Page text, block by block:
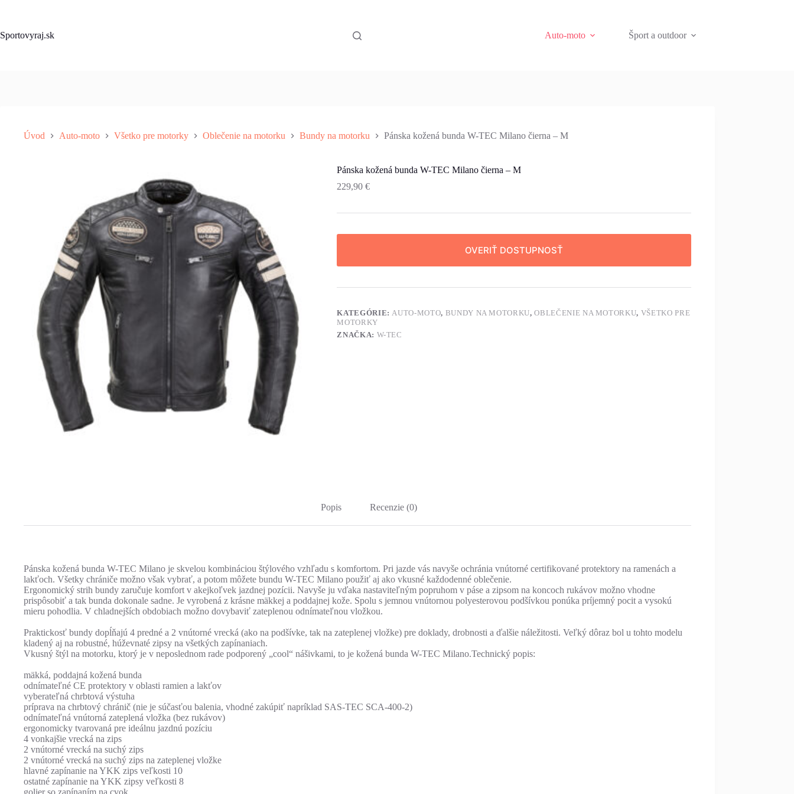
Sportovyraj.sk
Auto-moto Šport a outdoor
Úvod Auto-moto Všetko pre motorky Oblečenie na motorku Bundy na motorku Pánska kožená bunda W-TEC Milano čierna – M
Pánska kožená bunda W-TEC Milano čierna – M
229,90€
OVERIŤ DOSTUPNOSŤ
KATEGÓRIE:AUTO-MOTO, BUNDY NA MOTORKU,OBLEČENIE NA MOTORKU, VŠETKO PRE
MOTORKY
ZNAČKA: W-TEC
Popis Recenzie (0)
Pánska kožená bunda W-TEC Milano je skvelou kombináciou štýlového vzhľadu s komfortom. Pri jazde vás navyše ochránia vnútorné certifikované protektory na ramenách a
lakťoch. Všetky chrániče možno však vybrať, a potom môžete bundu W-TEC Milano použiť aj ako vkusné každodenné oblečenie.
Ergonomický strih bundy zaručuje komfort v akejkoľvek jazdnej pozícii. Navyše ju vďaka nastaviteľným popruhom v páse a zipsom na koncoch rukávov možno vhodne
prispôsobiť a tak bunda dokonale sadne. Je vyrobená z krásne mäkkej a poddajnej kože. Spolu s jemnou vnútornou polyesterovou podšívkou ponúka príjemný pocit a vysokú
mieru pohodlia. V chladnejších obdobiach možno dovybaviť zateplenou odnímateľnou vložkou.
Praktickosť bundy dopĺňajú 4 predné a 2 vnútorné vrecká (ako na podšívke, tak na zateplenej vložke) pre doklady, drobnosti a ďalšie náležitosti. Veľký dôraz bol u tohto modelu
kladený aj na robustné, húževnaté zipsy na všetkých zapínaniach.
Vkusný štýl na motorku, ktorý je v neposlednom rade podporený „cool“ nášivkami, to je kožená bunda W-TEC Milano.Technický popis:
mäkká, poddajná kožená bunda
odnímateľné CE protektory v oblasti ramien a lakťov
vyberateľná chrbtová výstuha
príprava na chrbtový chránič (nie je súčasťou balenia, vhodné zakúpiť napríklad SAS-TEC SCA-400-2)
odnímateľná vnútorná zateplená vložka (bez rukávov)
ergonomicky tvarovaná pre ideálnu jazdnú pozíciu
4 vonkajšie vrecká na zips
2 vnútorné vrecká na suchý zips
2 vnútorné vrecká na suchý zips na zateplenej vložke
hlavné zapínanie na YKK zips veľkosti 10
ostatné zapínanie na YKK zipsy veľkosti 8